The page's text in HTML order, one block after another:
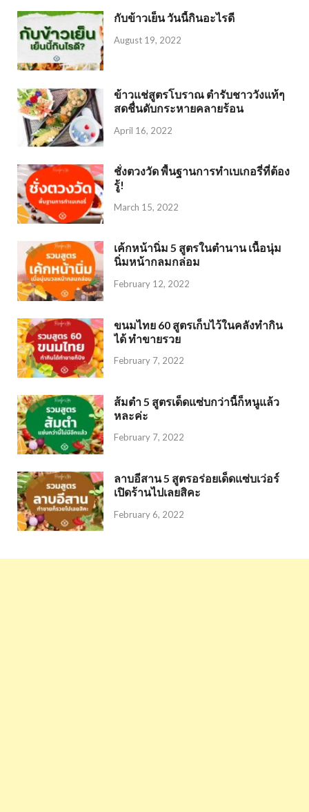
กับข้าวเย็น วันนี้กินอะไรดี
August 19, 2022
ข้าวแช่สูตรโบราณ ตำรับชาววังแท้ๆ
สดชื่นดับกระหายคลายร้อน
April 16, 2022
ชั่งตวงวัด พื้นฐานการทำเบเกอรี่ที่ต้อง
รู้!
March 15, 2022
เค้กหน้านิ่ม 5 สูตรในตำนาน เนื้อนุ่ม
นิ่มหน้ากลมกล่อม
February 12, 2022
ขนมไทย 60 สูตรเก็บไว้ในคลังทำกิน
ได้ ทำขายรวย
February 7, 2022
ส้มตำ 5 สูตรเด็ดแซ่บกว่านี้ก็หนูแล้ว
หละค่ะ
February 7, 2022
ลาบอีสาน 5 สูตรอร่อยเด็ดแซ่บเว่อร์
เปิดร้านไปเลยสิคะ
February 6, 2022